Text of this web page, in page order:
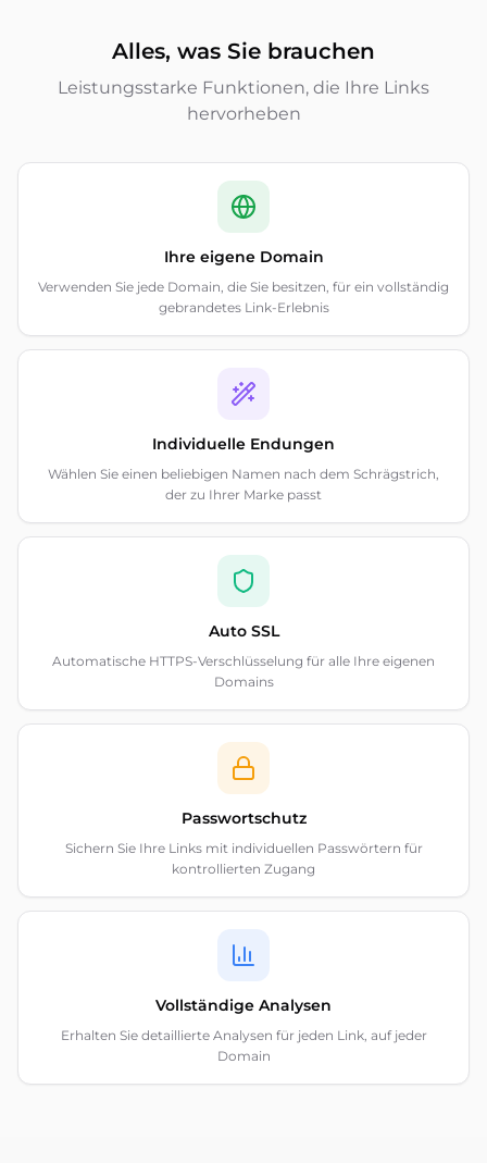
Alles, was Sie brauchen
Leistungsstarke Funktionen, die Ihre Links
hervorheben
Ihre eigene Domain
Verwenden Sie jede Domain, die Sie besitzen, für ein vollständig
gebrandetes Link-Erlebnis
Individuelle Endungen
Wählen Sie einen beliebigen Namen nach dem Schrägstrich,
der zu Ihrer Marke passt
Auto SSL
Automatische HTTPS-Verschlüsselung für alle Ihre eigenen
Domains
Passwortschutz
Sichern Sie Ihre Links mit individuellen Passwörtern für
kontrollierten Zugang
Vollständige Analysen
Erhalten Sie detaillierte Analysen für jeden Link, auf jeder
Domain